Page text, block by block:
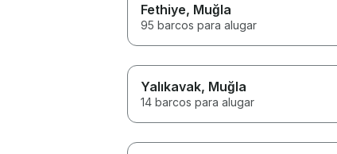
Fethiye, Muğla
95 barcos para alugar
Yalıkavak, Muğla
14 barcos para alugar